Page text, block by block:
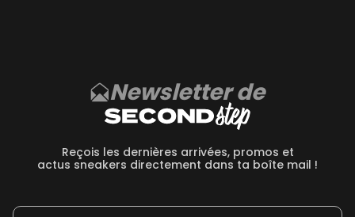
Newsletter de
Reçois les dernières arrivées, promos et
actus sneakers directement dans ta boîte mail !